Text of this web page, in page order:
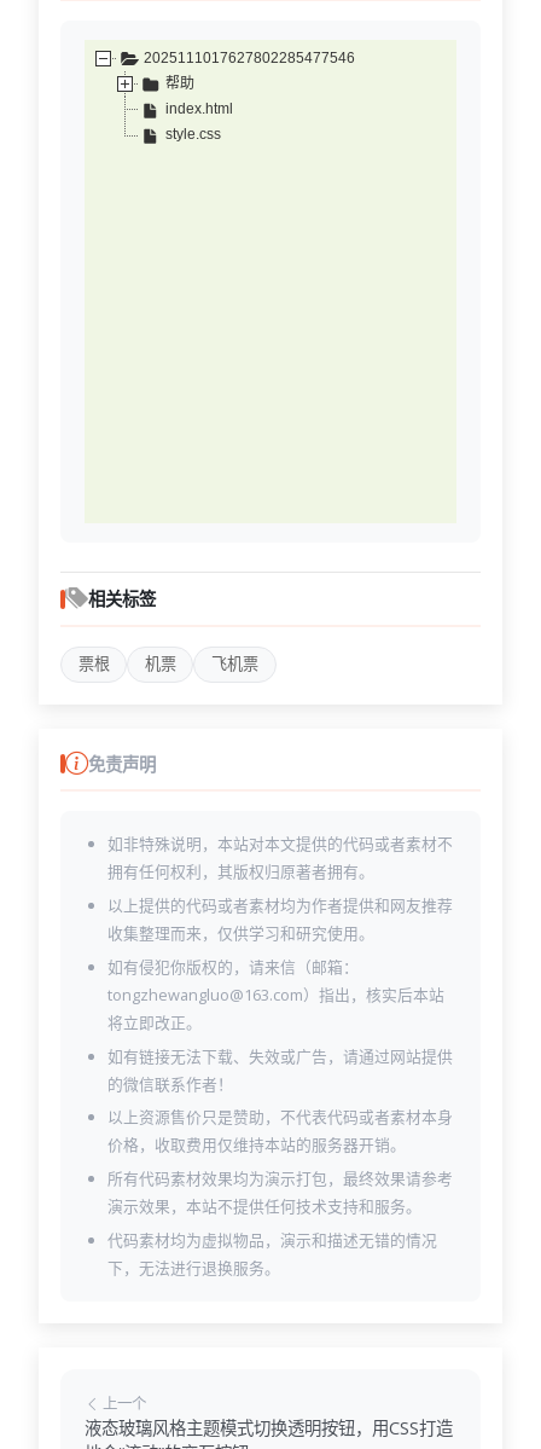
2025111017627802285477546
帮助
index.html
style.css
相关标签
票根 机票 飞机票
免责声明
如非特殊说明，本站对本文提供的代码或者素材不
拥有任何权利，其版权归原著者拥有。
以上提供的代码或者素材均为作者提供和网友推荐
收集整理而来，仅供学习和研究使用。
如有侵犯你版权的，请来信（邮箱：
tongzhewangluo@163.com）指出，核实后本站
将立即改正。
如有链接无法下载、失效或广告，请通过网站提供
的微信联系作者！
以上资源售价只是赞助，不代表代码或者素材本身
价格，收取费用仅维持本站的服务器开销。
所有代码素材效果均为演示打包，最终效果请参考
演示效果，本站不提供任何技术支持和服务。
代码素材均为虚拟物品，演示和描述无错的情况
下，无法进行退换服务。
上一个
液态玻璃风格主题模式切换透明按钮，用CSS打造